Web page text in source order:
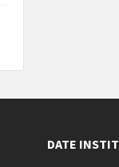
DATE